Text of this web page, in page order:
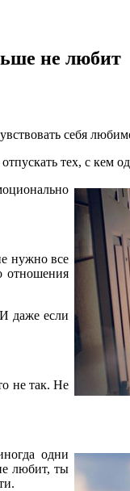
не любит
себя
тех, с кем
нужно все
отношения
даже если
не так. Не
одни
любит, ты